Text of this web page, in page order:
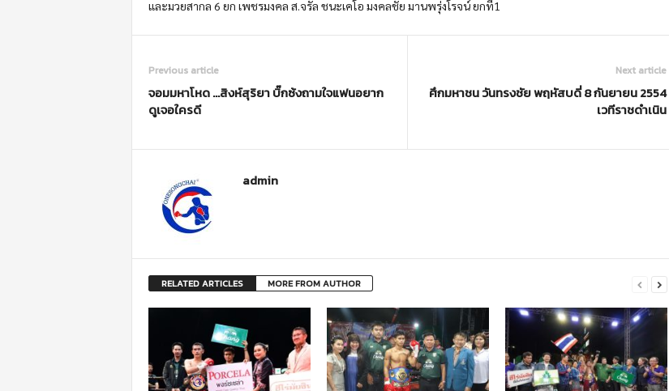
และมวยสากล 6 ยก เพชรมงคล ส.จรัล ชนะเคโอ มงคลชัย มานพรุ่งโรจน์ ยกที่1
Previous article
จอมมหาโหด …สิงห์สุริยา บิ๊กซ้งถามใจแฟนอยาก
ดูเจอใครดี
Next article
ศึกมหาชน วันทรงชัย พฤหัสบดี่ 8 กันยายน 2554
เวทีราชดำเนิน
admin
RELATED ARTICLES MORE FROM AUTHOR